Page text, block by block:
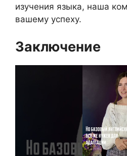
изучения языка, наша
вашему успеху.
Заключение